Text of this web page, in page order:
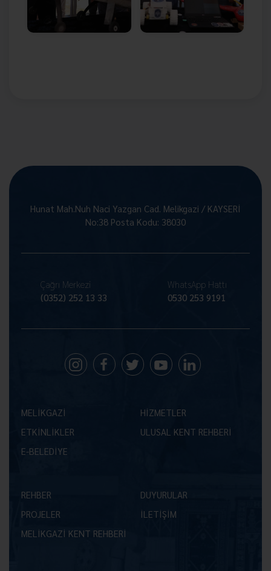
Hunat Mah.Nuh Naci Yazgan Cad. Melikgazi / KAYSERİ
No:38 Posta Kodu: 38030
Çağrı Merkezi
(0352) 252 13 33
WhatsApp Hattı
0530 253 9191
MELİKGAZİ
HİZMETLER
ETKİNLİKLER
ULUSAL KENT REHBERİ
E-BELEDİYE
REHBER
DUYURULAR
PROJELER
İLETİŞİM
MELİKGAZİ KENT REHBERİ